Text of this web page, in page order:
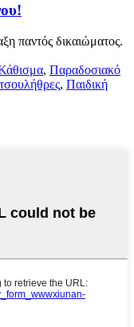
παντός δικαιώματος.
, Παραδοσιακό
, Παιδική